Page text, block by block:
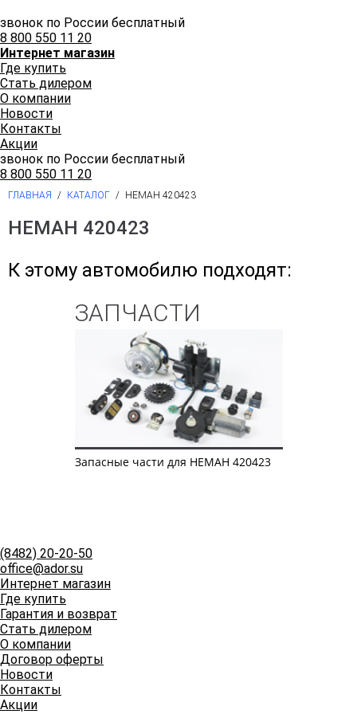
звонок по России бесплатный
8 800 550 11 20
Интернет магазин
Где купить
Стать дилером
О компании
Новости
Контакты
Акции
звонок по России бесплатный
8 800 550 11 20
ГЛАВНАЯ / КАТАЛОГ / НЕМАН 420423
НЕМАН 420423
К этому автомобилю подходят:
ЗАПЧАСТИ
Запасные части для НЕМАН 420423
(8482) 20-20-50
office@ador.su
Интернет магазин
Где купить
Гарантия и возврат
Стать дилером
О компании
Договор оферты
Новости
Контакты
Акции